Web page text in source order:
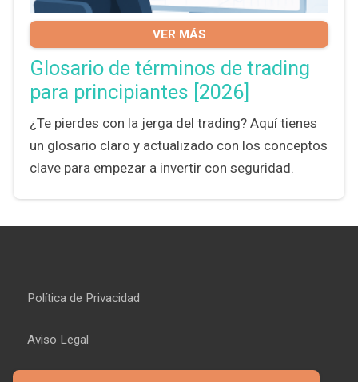
VER MÁS
Glosario de términos de trading
para principiantes [2026]
¿Te pierdes con la jerga del trading? Aquí tienes
un glosario claro y actualizado con los conceptos
clave para empezar a invertir con seguridad.
Política de Privacidad
Aviso Legal